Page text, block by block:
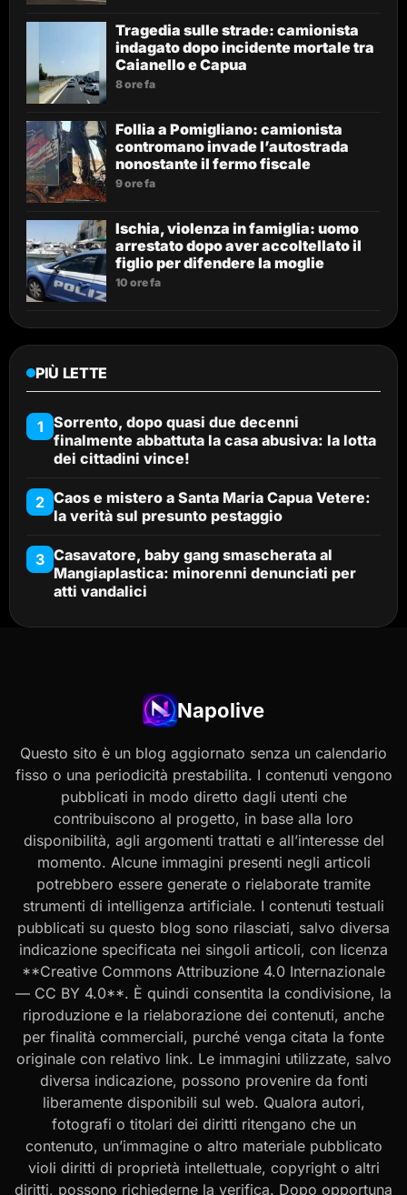
Tragedia sulle strade: camionista
indagato dopo incidente mortale tra
Caianello e Capua
8 ore fa
Follia a Pomigliano: camionista
contromano invade l’autostrada
nonostante il fermo fiscale
9 ore fa
Ischia, violenza in famiglia: uomo
arrestato dopo aver accoltellato il
figlio per difendere la moglie
10 ore fa
PIÙ LETTE
1 Sorrento, dopo quasi due decenni
finalmente abbattuta la casa abusiva: la lotta
dei cittadini vince!
2 Caos e mistero a Santa Maria Capua Vetere:
la verità sul presunto pestaggio
3 Casavatore, baby gang smascherata al
Mangiaplastica: minorenni denunciati per
atti vandalici
Napolive
Questo sito è un blog aggiornato senza un calendario
fisso o una periodicità prestabilita. I contenuti vengono
pubblicati in modo diretto dagli utenti che
contribuiscono al progetto, in base alla loro
disponibilità, agli argomenti trattati e all’interesse del
momento. Alcune immagini presenti negli articoli
potrebbero essere generate o rielaborate tramite
strumenti di intelligenza artificiale. I contenuti testuali
pubblicati su questo blog sono rilasciati, salvo diversa
indicazione specificata nei singoli articoli, con licenza
**Creative Commons Attribuzione 4.0 Internazionale
— CC BY 4.0**. È quindi consentita la condivisione, la
riproduzione e la rielaborazione dei contenuti, anche
per finalità commerciali, purché venga citata la fonte
originale con relativo link. Le immagini utilizzate, salvo
diversa indicazione, possono provenire da fonti
liberamente disponibili sul web. Qualora autori,
fotografi o titolari dei diritti ritengano che un
contenuto, un’immagine o altro materiale pubblicato
violi diritti di proprietà intellettuale, copyright o altri
diritti, possono richiederne la verifica. Dopo opportuna